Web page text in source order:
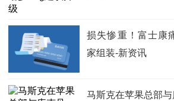
损失惨重！富士康
家组装-新资讯
马斯克在苹果总部